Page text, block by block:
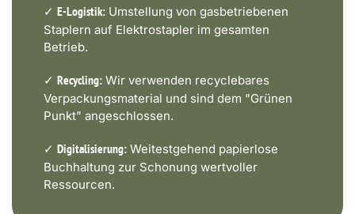
✓ E-Logistik: Umstellung von gasbetriebenen
Staplern auf Elektrostapler im gesamten
Betrieb.
✓ Recycling: Wir verwenden recyclebares
Verpackungsmaterial und sind dem "Grünen
Punkt" angeschlossen.
✓ Digitalisierung: Weitestgehend papierlose
Buchhaltung zur Schonung wertvoller
Ressourcen.